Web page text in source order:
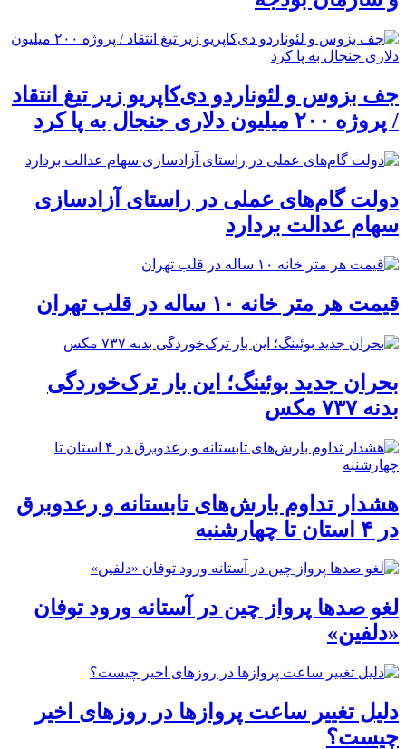
جف بزوس و لئوناردو دی‌کاپریو زیر تیغ انتقاد
/ پروژه ۲۰۰ میلیون دلاری جنجال به پا کرد
دولت گام‌های عملی در راستای آزادسازی
سهام عدالت بردارد
قیمت هر متر خانه ۱۰ ساله در قلب تهران
بحران جدید بوئینگ؛ این بار ترک‌خوردگی
بدنه ۷۳۷ مکس
هشدار تداوم بارش‌های تابستانه و رعدوبرق
در ۴ استان تا چهارشنبه
لغو صدها پرواز چین در آستانه ورود توفان
«دلفین»
دلیل تغییر ساعت پروازها در روزهای اخیر
چیست؟